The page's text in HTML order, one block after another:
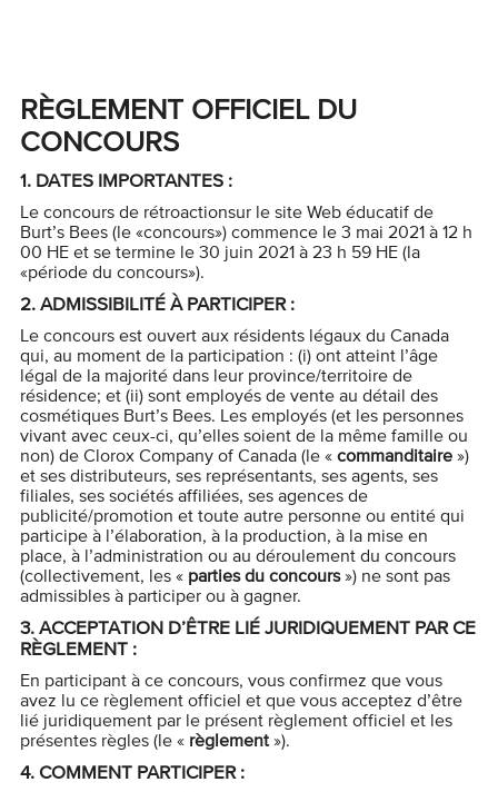
RÈGLEMENT OFFICIEL DU
CONCOURS
1. DATES IMPORTANTES:
Le concours de rétroactionsur le site Web éducatif de
Burt’s Bees (le «concours») commence le 3 mai 2021 à 12 h
00 HE et se termine le 30 juin 2021 à 23 h 59 HE (la
«période du concours»).
2. ADMISSIBILITÉ À PARTICIPER :
Le concours est ouvert aux résidents légaux du Canada
qui, au moment de la participation : (i) ont atteint l’âge
légal de la majorité dans leur province/territoire de
résidence; et (ii) sont employés de vente au détail des
cosmétiques Burt’s Bees. Les employés (et les personnes
vivant avec ceux-ci, qu’elles soient de la même famille ou
non) de Clorox Company of Canada (le « commanditaire»)
et ses distributeurs, ses représentants, ses agents, ses
filiales, ses sociétés affiliées, ses agences de
publicité/promotion et toute autre personne ou entité qui
participe à l’élaboration, à la production, à la mise en
place, à l’administration ou au déroulement du concours
(collectivement, les « parties du concours») ne sont pas
admissibles à participer ou à gagner.
3. ACCEPTATION D’ÊTRE LIÉ JURIDIQUEMENT PAR CE
RÈGLEMENT :
En participant à ce concours, vous confirmez que vous
avez lu ce règlement officiel et que vous acceptez d’être
lié juridiquement par le présent règlement officiel et les
présentes règles (le « règlement»).
4. COMMENT PARTICIPER :